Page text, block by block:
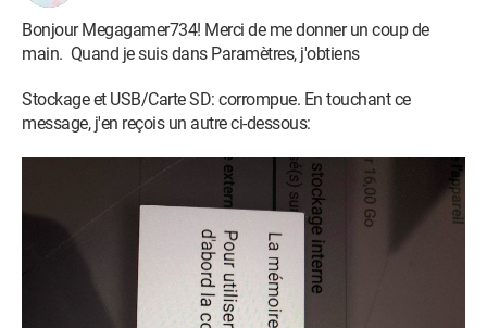
Bonjour Megagamer734! Merci de me donner un coup de
main. Quand je suis dans Paramètres, j'obtiens
Stockage et USB/Carte SD: corrompue. En touchant ce
message, j'en reçois un autre ci-dessous: